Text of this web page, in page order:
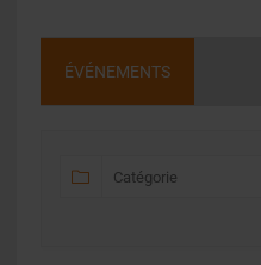
ÉVÉNEMENTS